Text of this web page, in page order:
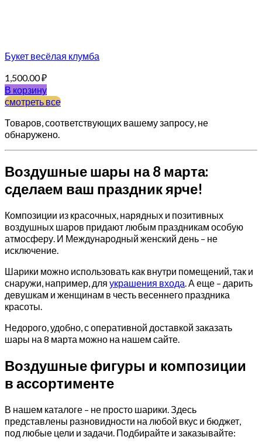
Букет весёлая клумба
1,500.00₽
В корзину
смотреть все
Товаров, соответствующих вашему запросу, не
обнаружено.
Воздушные шары на 8 марта:
сделаем ваш праздник ярче!
Композиции из красочных, нарядных и позитивных
воздушных шаров придают любым праздникам особую
атмосферу. И Международный женский день – не
исключение.
Шарики можно использовать как внутри помещений, так и
снаружи, например, для украшения входа . А еще – дарить
девушкам и женщинам в честь весеннего праздника
красоты.
Недорого, удобно, с оперативной доставкой заказать
шары на 8 марта можно на нашем сайте.
Воздушные фигуры и композиции
в ассортименте
В нашем каталоге – не просто шарики. Здесь
представлены разновидности на любой вкус и бюджет,
под любые цели и задачи. Подбирайте и заказывайте: